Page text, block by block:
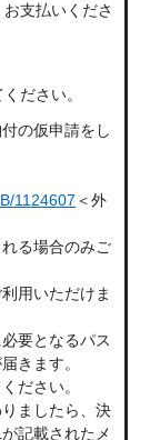
支払いくださ
ださい。
の仮申請をし
1124607 ＜外
る場合のみご
用いただけま
要となるパス
きます。
ださい。
ましたら、決
記載されたメ